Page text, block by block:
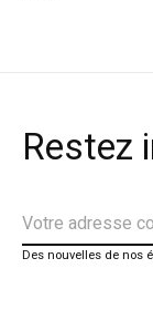
Restez
Des nouvelles de nos